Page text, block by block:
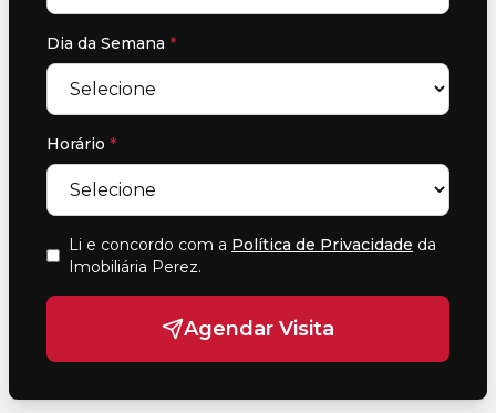
Dia da Semana *
Horário *
Li e concordo com a Política de Privacidade da
Imobiliária Perez.
Agendar Visita